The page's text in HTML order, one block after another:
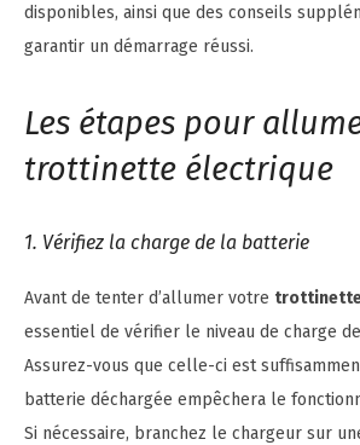
disponibles, ainsi que des conseils
garantir un démarrage réussi.
Les étapes pour
trottinette électrique
1. Vérifiez la charge de la batterie
Avant de tenter d’allumer votre
essentiel de vérifier le niveau de charge
Assurez-vous que celle-ci est
batterie déchargée empêchera le
Si nécessaire, branchez le chargeur sur